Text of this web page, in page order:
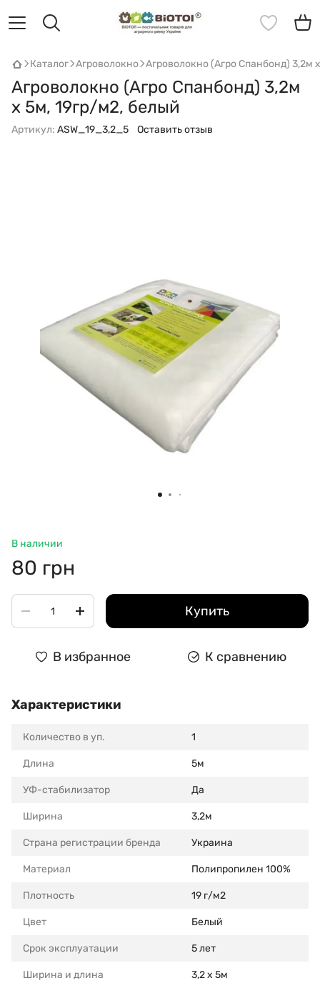
Каталог Агроволокно Агроволокно (Агро Спанбонд) 3,2м
Агроволокно (Агро Спанбонд) 3,2м
х 5м, 19гр/м2, белый
Артикул: ASW_19_3,2_5 Оставить отзыв
В наличии
80 грн
Купить
В избранное К сравнению
Характеристики
Количество в уп. 1
Длина 5м
УФ-стабилизатор Да
Ширина 3,2м
Страна регистрации бренда Украина
Материал Полипропилен 100%
Плотность 19 г/м2
Цвет Белый
Срок эксплуатации 5 лет
Ширина и длина 3,2 x 5м